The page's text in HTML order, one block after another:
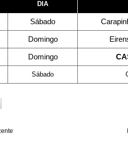
DIA
Sábado
Domingo
Domingo
Sábado